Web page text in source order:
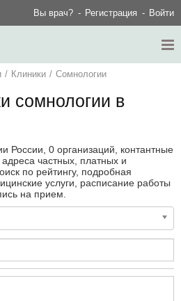
Вы врач? Регистрация Войти
/ Клиники / Сомнологии
сомнологии в
России, 0 организаций, контантные
частных, платных и
по рейтингу, подробная
услуги, расписание работы
на прием.